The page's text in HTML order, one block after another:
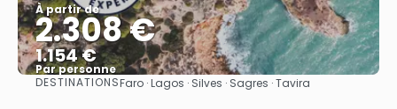
À partir de
2.308 €
1.154 €
Par personne
Afficher
DESTINATIONSFaro · Lagos · Silves · Sagres · Tavira